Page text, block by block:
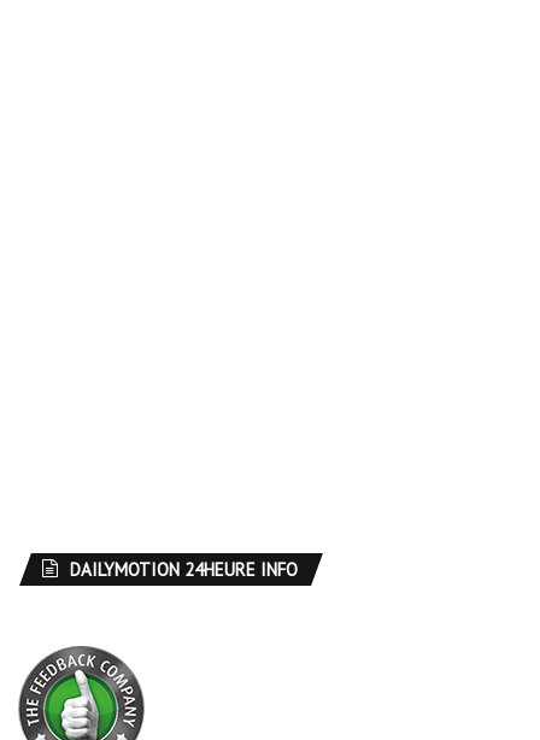
DAILYMOTION 24HEURE INFO